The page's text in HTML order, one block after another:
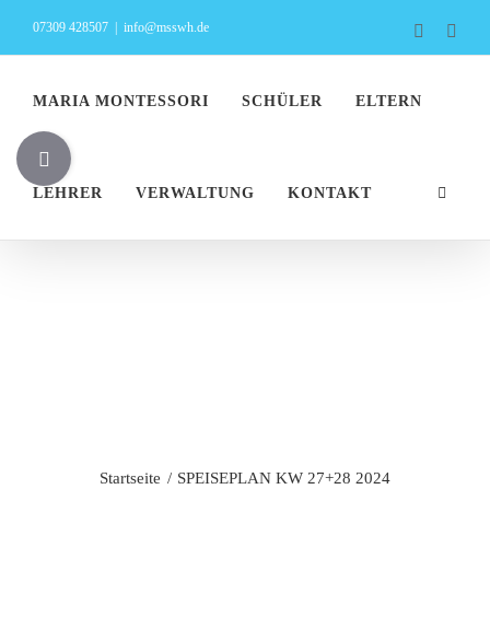
Inhalt
07309 428507 info@msswh.de Facebook
MARIA MONTESSORI SCHÜLER ELTERN
LEHRER VERWALTUNG KONTAKT
Startseite SPEISEPLAN KW 27+28 2024
Toggle
Sliding